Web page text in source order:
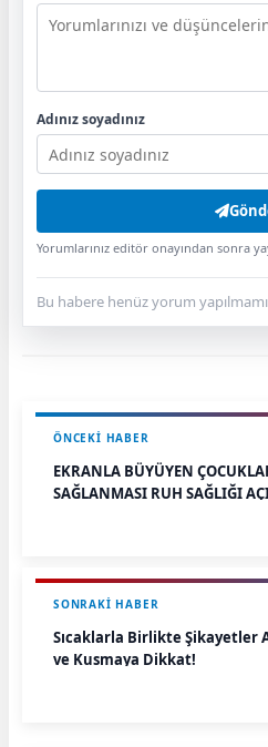
Adınız soyadınız
Yorumlarınız editör onayından sonra
Bu habere henüz yorum
ÖNCEKI HABER
EKRANLA BÜYÜYEN
SAĞLANMASI RUH SAĞLIĞI
SONRAKI HABER
Sıcaklarla Birlikte Şikayetler
ve Kusmaya Dikkat!